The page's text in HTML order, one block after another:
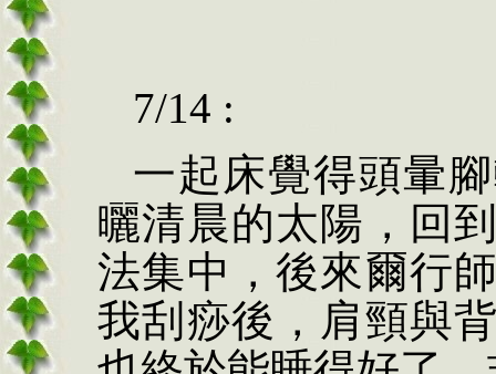
7/14 :
一起床覺得頭暈
曬清晨的太陽，回
法集中，後來爾行
我刮痧後，肩頸與